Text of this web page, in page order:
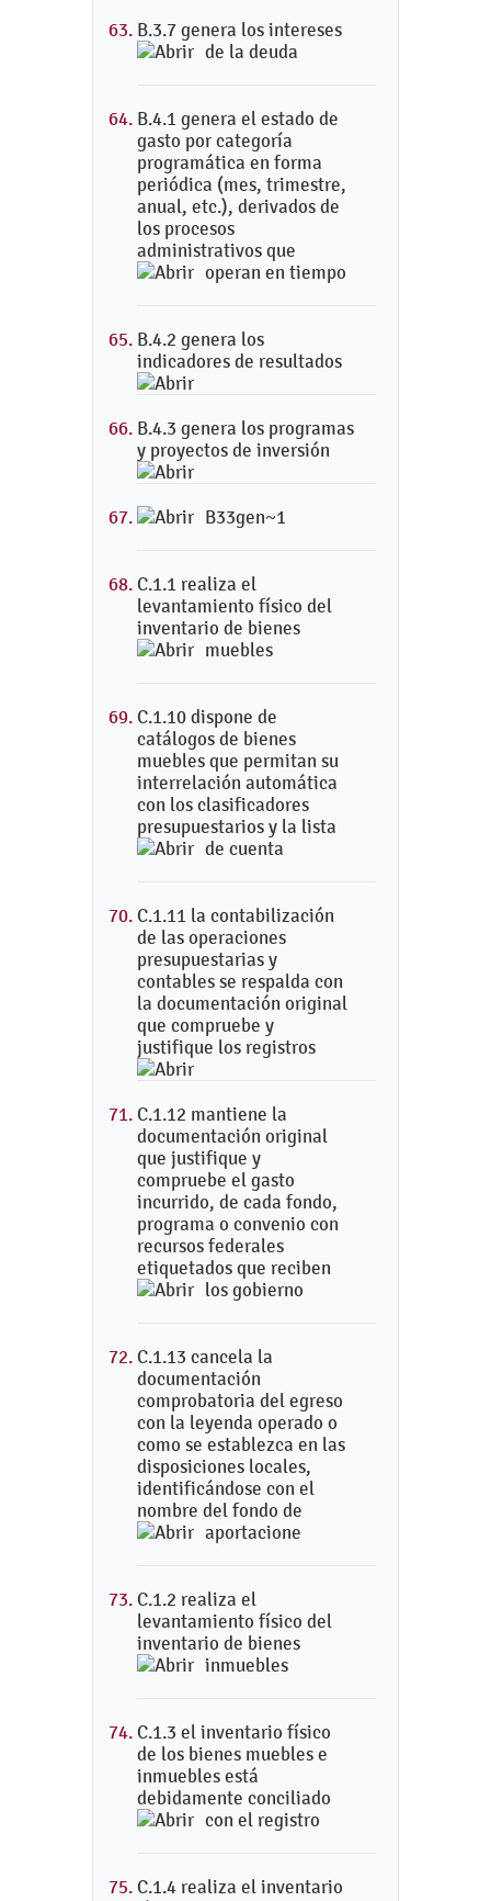
B.3.7 genera los intereses
de la deuda
B.4.1 genera el estado de
gasto por categoría
programática en forma
periódica (mes, trimestre,
anual, etc.), derivados de
los procesos
administrativos que
operan en tiempo
B.4.2 genera los
indicadores de resultados
B.4.3 genera los programas
y proyectos de inversión
B33gen~1
C.1.1 realiza el
levantamiento físico del
inventario de bienes
muebles
C.1.10 dispone de
catálogos de bienes
muebles que permitan su
interrelación automática
con los clasificadores
presupuestarios y la lista
de cuenta
C.1.11 la contabilización
de las operaciones
presupuestarias y
contables se respalda con
la documentación original
que compruebe y
justifique los registros
C.1.12 mantiene la
documentación original
que justifique y
compruebe el gasto
incurrido, de cada fondo,
programa o convenio con
recursos federales
etiquetados que reciben
los gobierno
C.1.13 cancela la
documentación
comprobatoria del egreso
con la leyenda operado o
como se establezca en las
disposiciones locales,
identificándose con el
nombre del fondo de
aportacione
C.1.2 realiza el
levantamiento físico del
inventario de bienes
inmuebles
C.1.3 el inventario físico
de los bienes muebles e
inmuebles está
debidamente conciliado
con el registro
C.1.4 realiza el inventario